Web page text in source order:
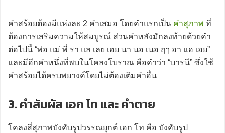
คำสร้อยต้องมีแห่งละ 2 คำเสมอ โดยคำแรกเป็น คำสุภาพ ที่
ต้องการเสริมความให้สมบูรณ์ ส่วนคำหลังมักลงท้ายด้วยคำ
ต่อไปนี้ “พ่อ แม่ พี่ รา แล เลย เอย นา นอ เนอ ฤๅ ฮา แฮ เฮย”
และมีอีกคำหนึ่งที่พบในโคลงโบราณ คือคำว่า “บารนี” ซึ่งใช้
คำสร้อยได้ครบพยางค์โดยไม่ต้องเติมคำอื่น
3. คำสัมผัส เอก โท และ คำตาย
โคลงสี่สุภาพบังคับรูปวรรณยุกต์ เอก โท คือ บังคับรูป